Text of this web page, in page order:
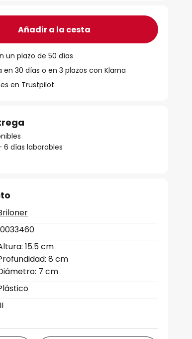
Añadir a la cesta
un plazo de 50 días
30 días o en 3 plazos con Klarna
en Trustpilot
días laborables
15.5 cm
8 cm
7 cm